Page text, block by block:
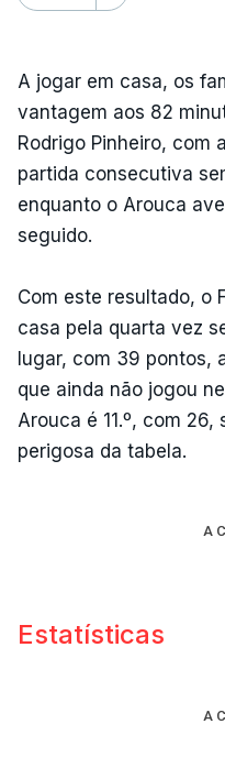
A jogar em casa, os
vantagem aos 82
Rodrigo Pinheiro, com
partida consecutiva
enquanto o Arouca
seguido.
Com este resultado, o
casa pela quarta vez
lugar, com 39 pontos,
que ainda não jogou
Arouca é 11.º, com
perigosa da tabela.
A
Estatísticas
A